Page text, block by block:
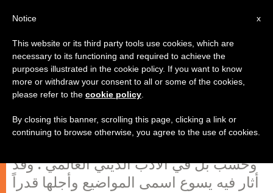
يسوع والسامرية
لعلّ الحوار الذي دار بين يسوع والسامرية
وحسب بل في الأدب الديني العالمي . وقد
أثار فيه يسوع اسمى المواضيع وأجلها قدراً
x
Notice
This website or its third party tools use cookies, which are
necessary to its functioning and required to achieve the
purposes illustrated in the cookie policy. If you want to know
more or withdraw your consent to all or some of the cookies,
please refer to the cookie policy
By closing this banner, scrolling this page, clicking a link or
continuing to browse otherwise, you agree to the use of cookies.